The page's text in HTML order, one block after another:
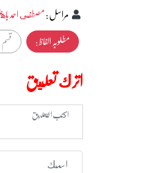
مراسل:مصطفى احمد
مطلوبہ الفاظ :
اترك تعليق